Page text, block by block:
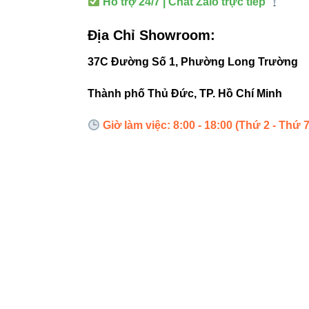
3. Ứng
Dòng đèn này
Phòng
Địa Chỉ Showroom:
37C Đường Số 1, Phường Long Trường
Thành phố Thủ Đức, TP. Hồ Chí Minh
Giờ làm việc: 8:00 - 18:00 (Thứ 2 - Thứ